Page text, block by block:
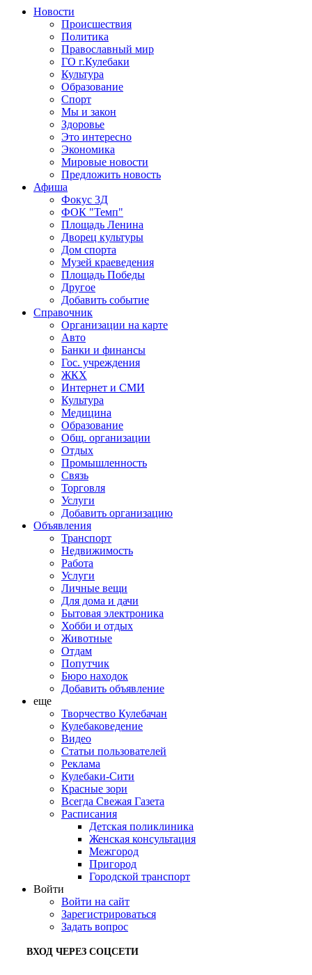
Новости
Происшествия
Политика
Православный мир
ГО г.Кулебаки
Культура
Образование
Спорт
Мы и закон
Здоровье
Это интересно
Экономика
Мировые новости
Предложить новость
Афиша
Фокус 3Д
ФОК "Темп"
Площадь Ленина
Дворец культуры
Дом спорта
Музей краеведения
Площадь Победы
Другое
Добавить событие
Справочник
Организации на карте
Авто
Банки и финансы
Гос. учреждения
ЖКХ
Интернет и СМИ
Культура
Медицина
Образование
Общ. организации
Отдых
Промышленность
Связь
Торговля
Услуги
Добавить организацию
Объявления
Транспорт
Недвижимость
Работа
Услуги
Личные вещи
Для дома и дачи
Бытовая электроника
Хобби и отдых
Животные
Отдам
Попутчик
Бюро находок
Добавить объявление
еще
Творчество Кулебачан
Кулебаковедение
Видео
Статьи пользователей
Реклама
Кулебаки-Сити
Красные зори
Всегда Свежая Газета
Расписания
Детская поликлиника
Женская консультация
Межгород
Пригород
Городской транспорт
Войти
Войти на сайт
Зарегистрироваться
Задать вопрос
ВХОД ЧЕРЕЗ СОЦСЕТИ